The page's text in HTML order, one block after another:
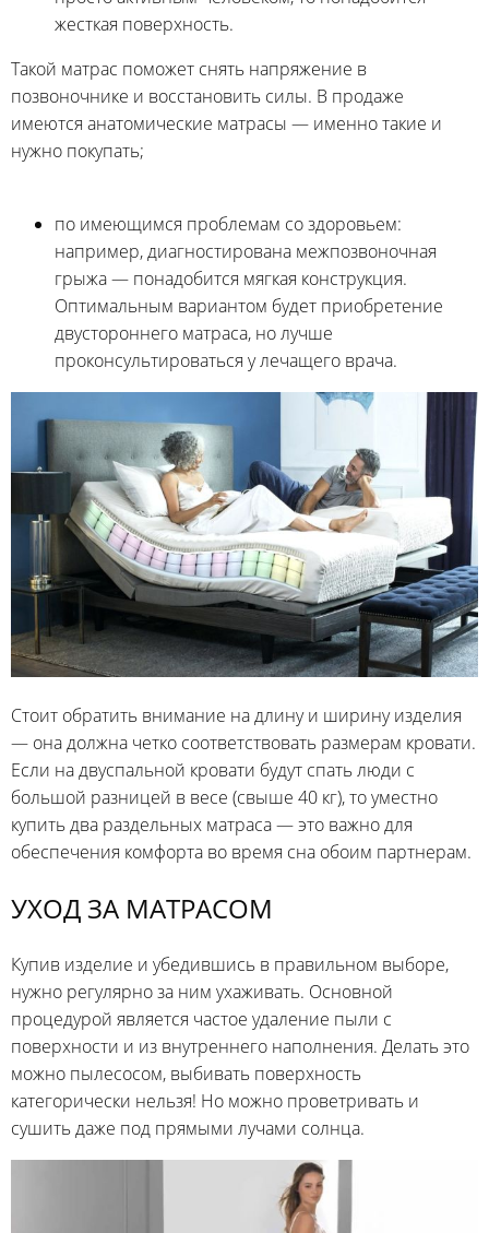
жесткая поверхность.
Такой матрас поможет снять напряжение в
позвоночнике и восстановить силы. В продаже
имеются анатомические матрасы — именно такие и
нужно покупать;
по имеющимся проблемам со здоровьем:
например, диагностирована межпозвоночная
грыжа — понадобится мягкая конструкция.
Оптимальным вариантом будет приобретение
двустороннего матраса, но лучше
проконсультироваться у лечащего врача.
Стоит обратить внимание на длину и ширину изделия
— она должна четко соответствовать размерам кровати.
Если на двуспальной кровати будут спать люди с
большой разницей в весе (свыше 40 кг), то уместно
купить два раздельных матраса — это важно для
обеспечения комфорта во время сна обоим партнерам.
УХОД ЗА МАТРАСОМ
Купив изделие и убедившись в правильном выборе,
нужно регулярно за ним ухаживать. Основной
процедурой является частое удаление пыли с
поверхности и из внутреннего наполнения. Делать это
можно пылесосом, выбивать поверхность
категорически нельзя! Но можно проветривать и
сушить даже под прямыми лучами солнца.